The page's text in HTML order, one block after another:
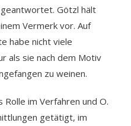
Götzl hält
Vermerk vor. Auf
habe nicht viele
als sie nach dem Motiv
zu weinen.
Rolle im Verfahren und O.
getätigt, im